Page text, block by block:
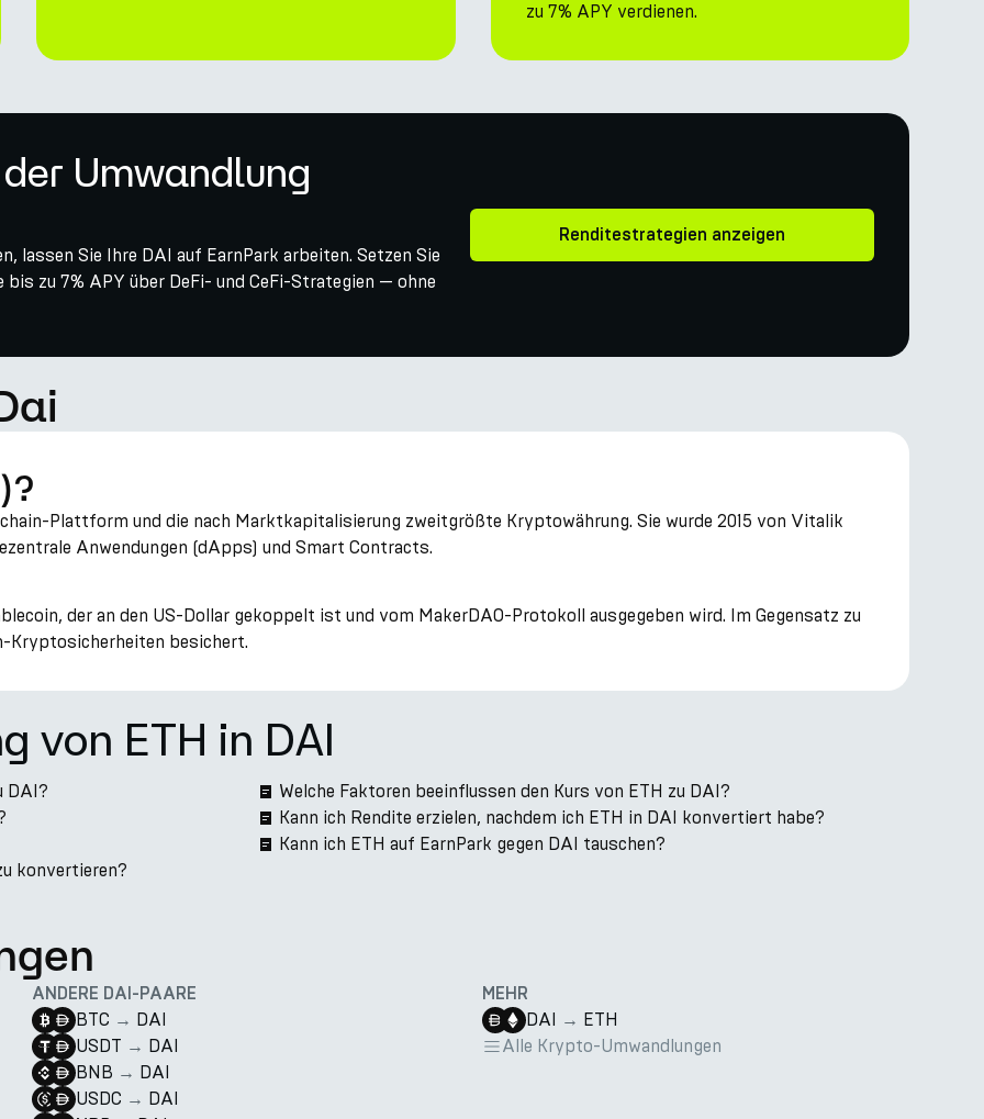
zu 7% APY verdienen.
Umwandlung
lassen Sie Ihre DAI auf EarnPark arbeiten. Setzen Sie
zu 7% APY über DeFi- und CeFi-Strategien — ohne
Renditestrategien anzeigen
Plattform und die nach Marktkapitalisierung zweitgrößte Kryptowährung. Sie wurde 2015 von Vitalik
Anwendungen (dApps) und Smart Contracts.
der an den US-Dollar gekoppelt ist und vom MakerDAO-Protokoll ausgegeben wird. Im Gegensatz zu
Kryptosicherheiten besichert.
von ETH in DAI
DAI?
konvertieren?
Welche Faktoren beeinflussen den Kurs von ETH zu DAI?
Kann ich Rendite erzielen, nachdem ich ETH in DAI konvertiert habe?
Kann ich ETH auf EarnPark gegen DAI tauschen?
ANDERE DAI-PAARE
BTC → DAI
USDT → DAI
BNB → DAI
USDC → DAI
MEHR
DAI → ETH
Alle Krypto-Umwandlungen